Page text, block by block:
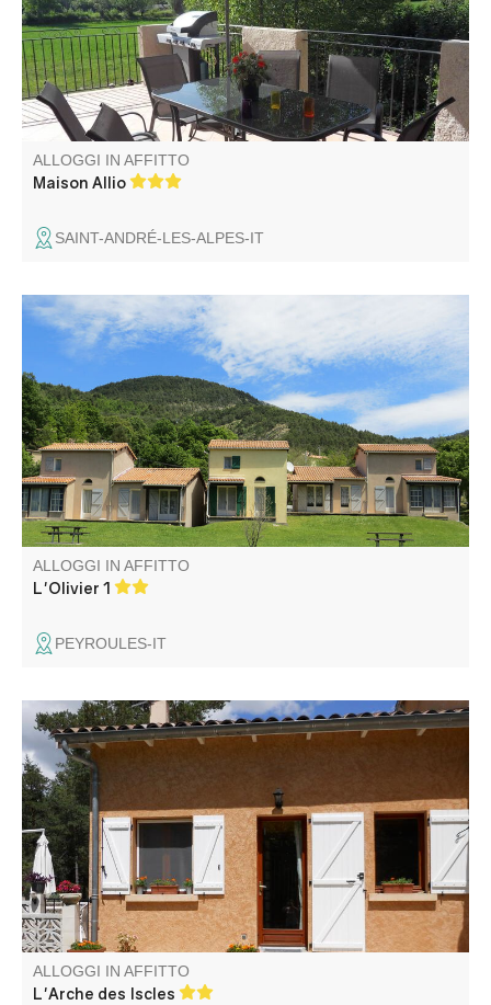
giardino privato non recintato.
ALLOGGI IN AFFITTO
Maison Allio
SAINT-ANDRÉ-LES-ALPES-IT
Alle porte delle Gole del Verdon, all'incrocio tra la Routes
de la Lavande e la Route Napoléon, insieme di 5 gîtes
comuni adiacenti, all'ingresso del villaggio, su un terreno
comune con area giochi per bambini, piccola terrazza
privata e ingresso separato per ciascuno.
ALLOGGI IN AFFITTO
L'Olivier 1
PEYROULES-IT
La vostra casa nel cuore del Verdon. Tra mare e neve,
relax e tempo libero, scoperta e attività: escursioni,
parapendio, mountain bike, canoa, sci... Ideale per gli
amanti della pace e della natura.
ALLOGGI IN AFFITTO
L'Arche des Iscles